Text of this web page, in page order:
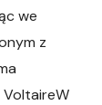
we
z